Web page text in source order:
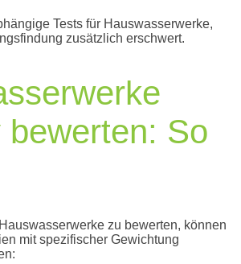
Tests für Hauswasserwerke,
zusätzlich erschwert.
bewerten: So
zu bewerten, können
mit spezifischer Gewichtung